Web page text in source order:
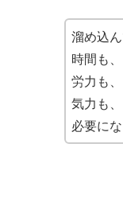
溜め込
時間も、
労力も、
気力も、
必要に